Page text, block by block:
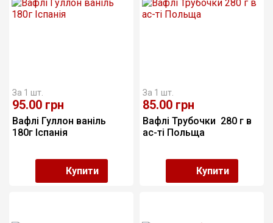
За 1 шт.
95.00 грн
Вафлі Гуллон ваніль
180г Іспанія
Купити
За 1 шт.
85.00 грн
Вафлі Трубочки  280 г в
ас-ті Польща
Купити